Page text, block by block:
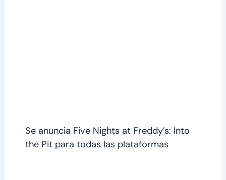
Se anuncia Five Nights at Freddy’s: Into
the Pit para todas las plataformas